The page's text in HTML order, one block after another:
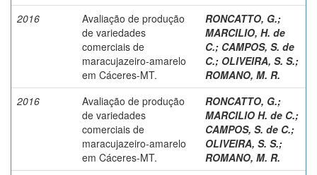
2016
Avaliação de produção
de variedades
comerciais de
maracujazeiro-amarelo
em Cáceres-MT.
RONCATTO, G.;
MARCILIO, H. de
C.; CAMPOS, S. de
C.; OLIVEIRA, S. S.;
ROMANO, M. R.
2016
Avaliação de produção
de variedades
comerciais de
maracujazeiro-amarelo
em Cáceres-MT.
RONCATTO, G.;
MARCILIO H. de C.;
CAMPOS, S. de C.;
OLIVEIRA, S. S.;
ROMANO, M. R.